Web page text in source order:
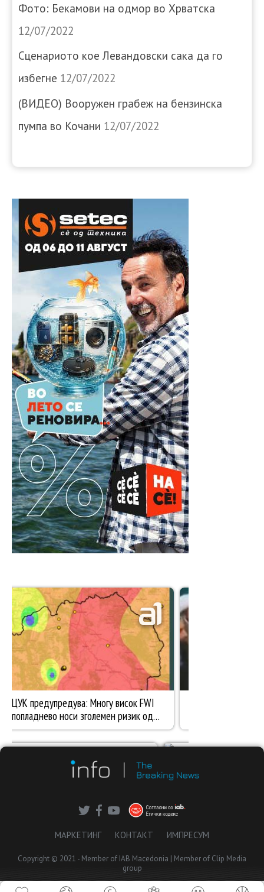
Фото: Бекамови на одмор во Хрватска
12/07/2022
Сценариото кое Левандовски сака да го
избегне 12/07/2022
(ВИДЕО) Вооружен грабеж на бензинска
пумпа во Кочани 12/07/2022
МАРКЕТИНГ КОНТАКТ ИМПРЕСУМ
Copyright © 2021 - Member of IAB Macedonia | Member of Clip Media
group